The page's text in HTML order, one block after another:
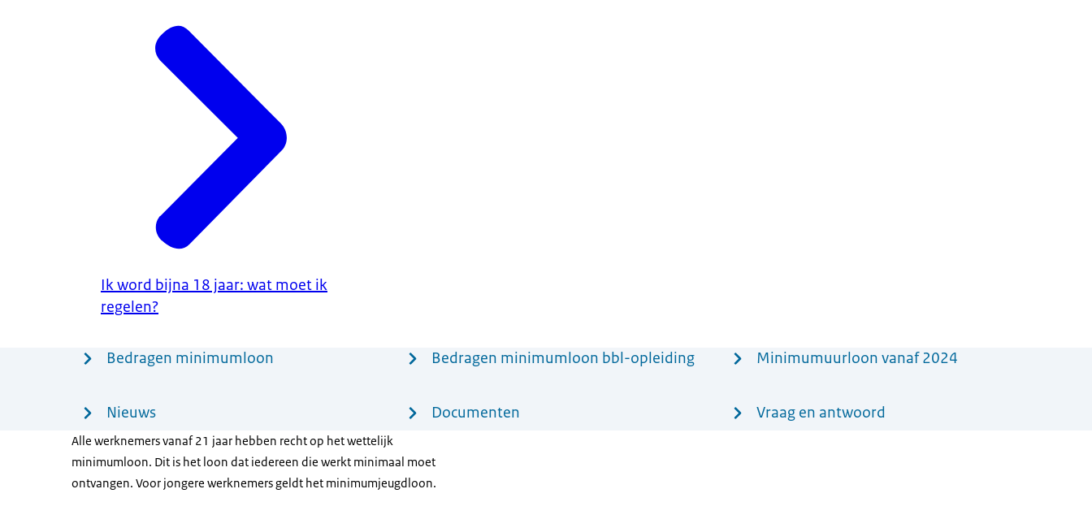
Ik word bijna 18 jaar: wat moet ik
regelen?
Bedragen minimumloon Bedragen minimumloon bbl-opleiding Minimumuurloon vanaf 2024
Nieuws Documenten Vraag en antwoord
Alle werknemers vanaf 21 jaar hebben recht op het wettelijk
minimumloon. Dit is het loon dat iedereen die werkt minimaal moet
ontvangen. Voor jongere werknemers geldt het minimumjeugdloon.